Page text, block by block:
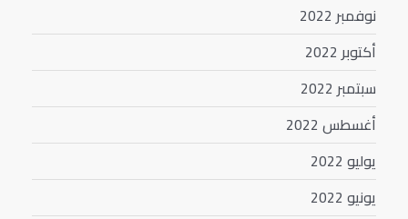
نوفمبر 2022
أكتوبر 2022
سبتمبر 2022
أغسطس 2022
يوليو 2022
يونيو 2022